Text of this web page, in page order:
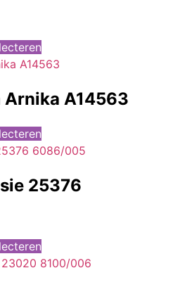
Arnika A14563
25376